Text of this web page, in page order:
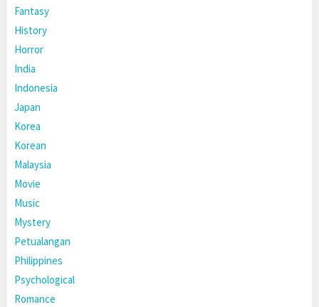
Fantasy
History
Horror
India
Indonesia
Japan
Korea
Korean
Malaysia
Movie
Music
Mystery
Petualangan
Philippines
Psychological
Romance